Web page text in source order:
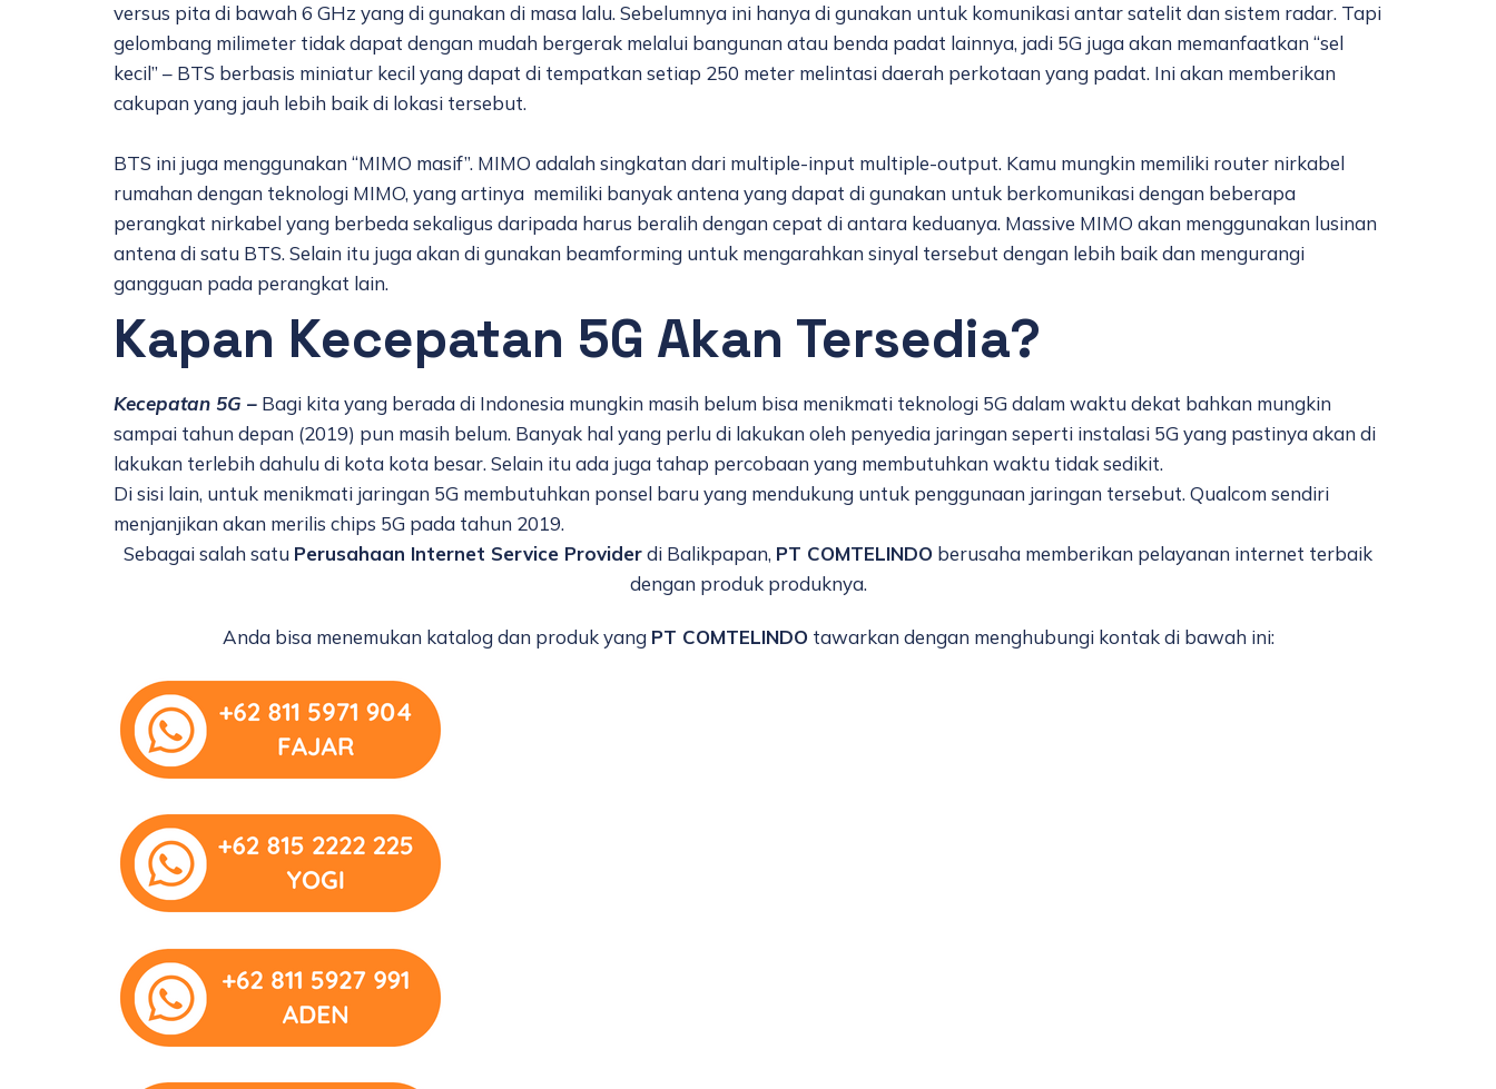
versus pita di bawah 6 GHz yang di gunakan di masa lalu. Sebelumnya ini hanya di gunakan untuk komunikasi antar satelit dan sistem radar. Tapi
gelombang milimeter tidak dapat dengan mudah bergerak melalui bangunan atau benda padat lainnya, jadi 5G juga akan memanfaatkan “sel
kecil” – BTS berbasis miniatur kecil yang dapat di tempatkan setiap 250 meter melintasi daerah perkotaan yang padat. Ini akan memberikan
cakupan yang jauh lebih baik di lokasi tersebut.
BTS ini juga menggunakan “MIMO masif”. MIMO adalah singkatan dari multiple-input multiple-output. Kamu mungkin memiliki router nirkabel
rumahan dengan teknologi MIMO, yang artinya memiliki banyak antena yang dapat di gunakan untuk berkomunikasi dengan beberapa
perangkat nirkabel yang berbeda sekaligus daripada harus beralih dengan cepat di antara keduanya. Massive MIMO akan menggunakan lusinan
antena di satu BTS. Selain itu juga akan di gunakan beamforming untuk mengarahkan sinyal tersebut dengan lebih baik dan mengurangi
gangguan pada perangkat lain.
Kapan Kecepatan 5G Akan Tersedia?
Kecepatan 5G – Bagi kita yang berada di Indonesia mungkin masih belum bisa menikmati teknologi 5G dalam waktu dekat bahkan mungkin
sampai tahun depan (2019) pun masih belum. Banyak hal yang perlu di lakukan oleh penyedia jaringan seperti instalasi 5G yang pastinya akan di
lakukan terlebih dahulu di kota kota besar. Selain itu ada juga tahap percobaan yang membutuhkan waktu tidak sedikit.
Di sisi lain, untuk menikmati jaringan 5G membutuhkan ponsel baru yang mendukung untuk penggunaan jaringan tersebut. Qualcom sendiri
menjanjikan akan merilis chips 5G pada tahun 2019.
Sebagai salah satu Perusahaan Internet Service Providerdi Balikpapan, PT COMTELINDO berusaha memberikan pelayanan internet terbaik
dengan produk produknya.
Anda bisa menemukan katalog dan produk yang PT COMTELINDO tawarkan dengan menghubungi kontak di bawah ini: